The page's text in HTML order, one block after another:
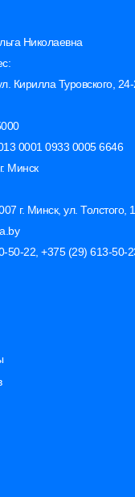
Николаевна
Кирилла Туровского,
0001 0933 0005 6646
Минск
г. Минск, ул. Толстого,
50-22, +375 (29) 613-50-